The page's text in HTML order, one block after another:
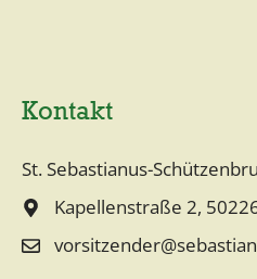
Kontakt
St. Sebastianus-
Kapellenstraße 2,